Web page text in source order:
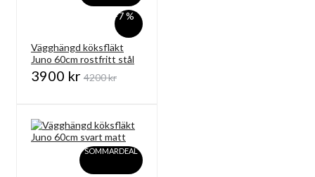
-7 %
Vägghängd köksfläkt
Juno 60cm rostfritt stål
3900 kr 4200 kr
SOMMARDEAL